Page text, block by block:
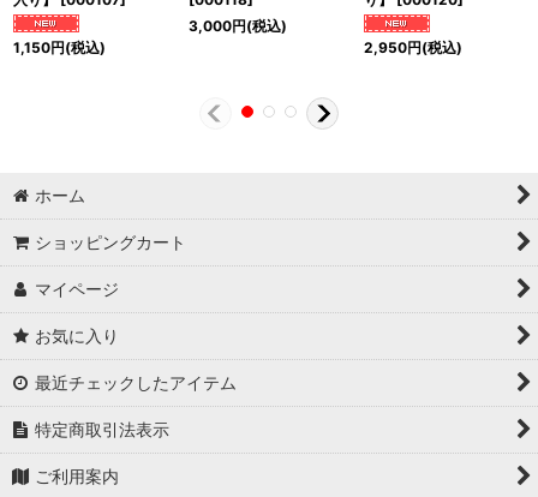
1,150円(税込)
3,000円(税込)
2,950円(税込)
ホーム
ショッピングカート
マイページ
お気に入り
最近チェックしたアイテム
特定商取引法表示
ご利用案内